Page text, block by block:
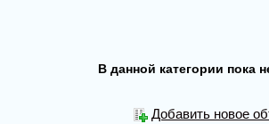
В данной категории пока
Добавить новое